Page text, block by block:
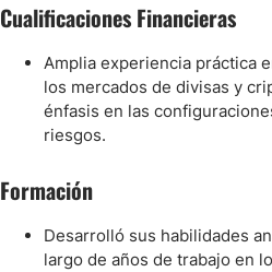
Cualificaciones Financieras
Amplia experiencia práctica
los mercados de divisas y
énfasis en las
riesgos.
Formación
Desarrolló sus habilidades
largo de años de trabajo en